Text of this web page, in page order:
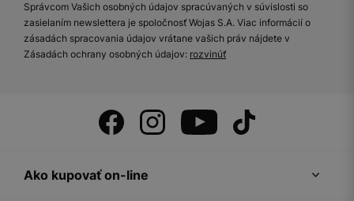
Správcom Vašich osobných údajov spracúvaných v súvislosti so
zasielaním newslettera je spoločnosť Wojas S.A. Viac informácií o
zásadách spracovania údajov vrátane vašich práv nájdete v
Zásadách ochrany osobných údajov: rozvinúť
Ako kupovať on-line